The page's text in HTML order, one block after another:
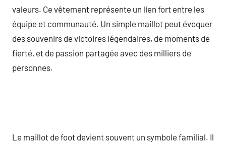
valeurs. Ce vêtement représente un lien fort entre les
équipe et communauté. Un simple maillot peut évoquer
des souvenirs de victoires légendaires, de moments de
fierté, et de passion partagée avec des milliers de
personnes.
Le maillot de foot devient souvent un symbole familial. Il